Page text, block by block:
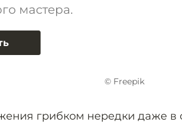
мастера.
© Freepik
грибком нередки даже в